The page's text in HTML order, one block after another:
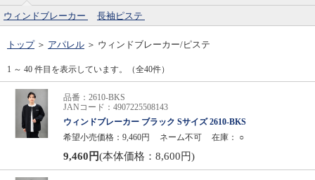
ウィンドブレーカー 長袖ピステ
トップ ＞ アパレル ＞ ウィンドブレーカー/ピステ
1 ～ 40 件目を表示しています。（全40件）
品番：2610-BKS
JANコード：4907225508143
ウィンドブレーカー ブラック Sサイズ 2610-BKS
希望小売価格：9,460円
ネーム不可 在庫： ○
9,460円(本体価格：8,600円)